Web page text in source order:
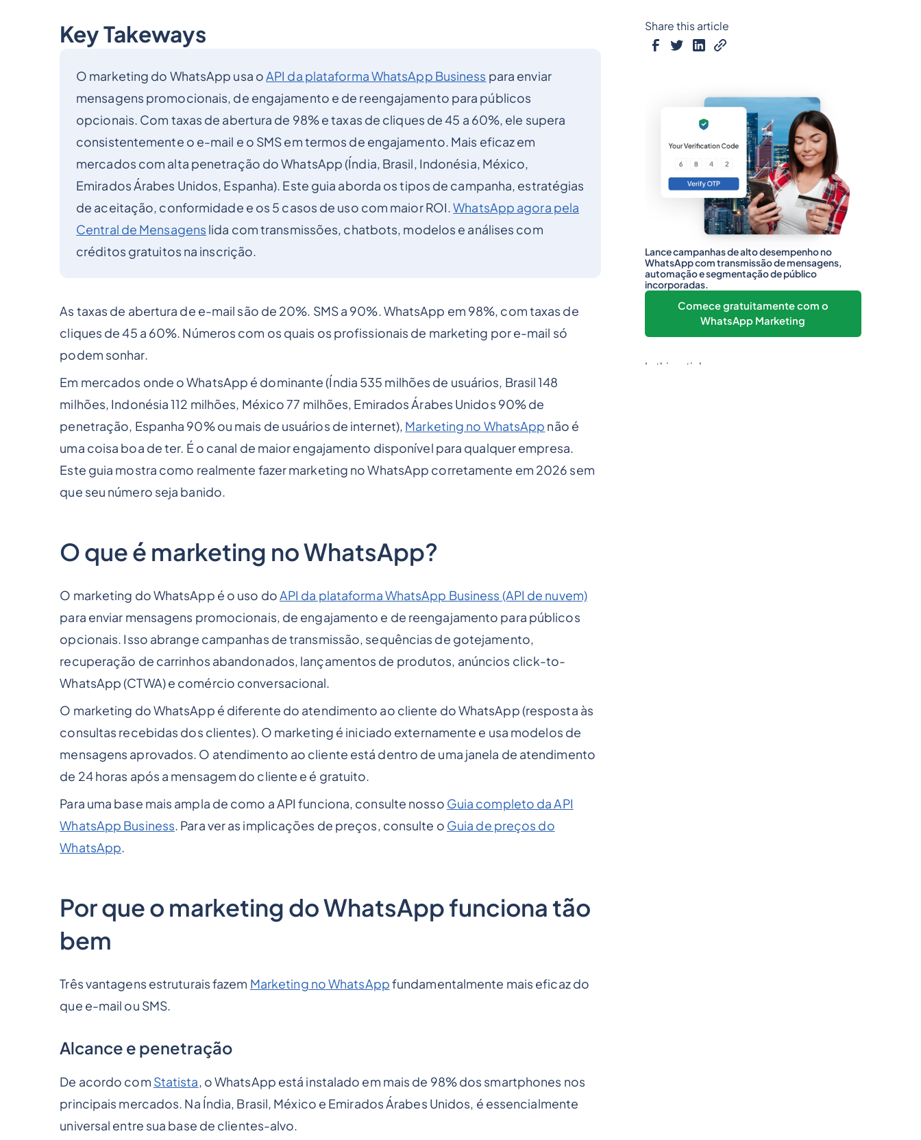
Key Takeways
O marketing do WhatsApp usa oAPI da plataforma WhatsApp Business para enviar
mensagens promocionais, de engajamento e de reengajamento para públicos
opcionais. Com taxas de abertura de 98% e taxas de cliques de 45 a 60%, ele supera
consistentemente o e-mail e o SMS em termos de engajamento. Mais eficaz em
mercados com alta penetração do WhatsApp (Índia, Brasil, Indonésia, México,
Emirados Árabes Unidos, Espanha). Este guia aborda os tipos de campanha, estratégias
de aceitação, conformidade e os 5 casos de uso com maior ROI.WhatsApp agora pela
Central de Mensagens lida com transmissões, chatbots, modelos e análises com
créditos gratuitos na inscrição.
As taxas de abertura de e-mail são de 20%. SMS a 90%. WhatsApp em 98%, com taxas de
cliques de 45 a 60%. Números com os quais os profissionais de marketing por e-mail só
podem sonhar.
Em mercados onde o WhatsApp é dominante (Índia 535 milhões de usuários, Brasil 148
milhões, Indonésia 112 milhões, México 77 milhões, Emirados Árabes Unidos 90% de
penetração, Espanha 90% ou mais de usuários de internet), Marketing no WhatsApp não é
uma coisa boa de ter. É o canal de maior engajamento disponível para qualquer empresa.
Este guia mostra como realmente fazer marketing no WhatsApp corretamente em 2026 sem
que seu número seja banido.
O que é marketing no WhatsApp?
O marketing do WhatsApp é o uso doAPI da plataforma WhatsApp Business (API de nuvem)
para enviar mensagens promocionais, de engajamento e de reengajamento para públicos
opcionais. Isso abrange campanhas de transmissão, sequências de gotejamento,
recuperação de carrinhos abandonados, lançamentos de produtos, anúncios click-to-
WhatsApp (CTWA) e comércio conversacional.
O marketing do WhatsApp é diferente do atendimento ao cliente do WhatsApp (resposta às
consultas recebidas dos clientes). O marketing é iniciado externamente e usa modelos de
mensagens aprovados. O atendimento ao cliente está dentro de uma janela de atendimento
de 24 horas após a mensagem do cliente e é gratuito.
Para uma base mais ampla de como a API funciona, consulte nosso Guia completo da API
WhatsApp Business. Para ver as implicações de preços, consulte o Guia de preços do
WhatsApp.
Por que o marketing do WhatsApp funciona tão
bem
Três vantagens estruturais fazem Marketing no WhatsAppfundamentalmente mais eficaz do
que e-mail ou SMS.
Alcance e penetração
De acordo com Statista, o WhatsApp está instalado em mais de 98% dos smartphones nos
principais mercados. Na Índia, Brasil, México e Emirados Árabes Unidos, é essencialmente
universal entre sua base de clientes-alvo.
Share this article
Lance campanhas de alto desempenho no
WhatsApp com transmissão de mensagens,
automação e segmentação de público
incorporadas.
Comece gratuitamente com o
WhatsApp Marketing
In this article